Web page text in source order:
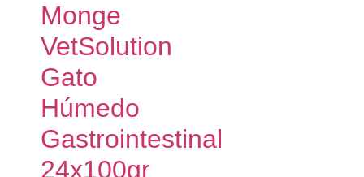
Monge
VetSolution
Gato
Húmedo
Gastrointestinal
24x100gr